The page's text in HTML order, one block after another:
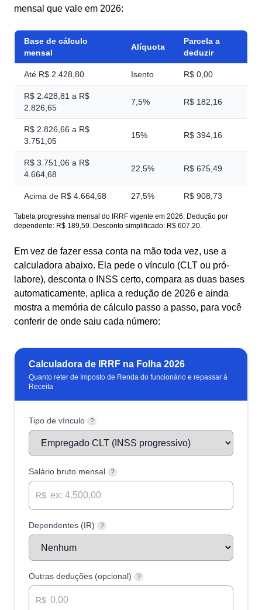
mensal que vale em 2026:
Base de cálculo
mensal
Alíquota
Parcela a
deduzir
Até R$ 2.428,80 Isento R$ 0,00
R$ 2.428,81 a R$
2.826,65
7,5% R$ 182,16
R$ 2.826,66 a R$
3.751,05
15% R$ 394,16
R$ 3.751,06 a R$
4.664,68
22,5% R$ 675,49
Acima de R$ 4.664,68 27,5% R$ 908,73
Tabela progressiva mensal do IRRF vigente em 2026. Dedução por
dependente: R$ 189,59. Desconto simplificado: R$ 607,20.
Em vez de fazer essa conta na mão toda vez, use a
calculadora abaixo. Ela pede o vínculo (CLT ou pró-
labore), desconta o INSS certo, compara as duas bases
automaticamente, aplica a redução de 2026 e ainda
mostra a memória de cálculo passo a passo, para você
conferir de onde saiu cada número:
Calculadora de IRRF na Folha 2026
Quanto reter de Imposto de Renda do funcionário e repassar à
Receita
Tipo de vínculo ?
Salário bruto mensal ?
R$
Dependentes (IR) ?
Outras deduções (opcional) ?
R$